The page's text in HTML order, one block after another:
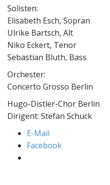
Solisten:
Elisabeth Esch, Sopran
Ulrike Bartsch, Alt
Niko Eckert, Tenor
Sebastian Bluth, Bass
Orchester:
Concerto Grosso Berlin
Hugo-Distler-Chor Berlin
Dirigent: Stefan Schuck
E-Mail
Facebook